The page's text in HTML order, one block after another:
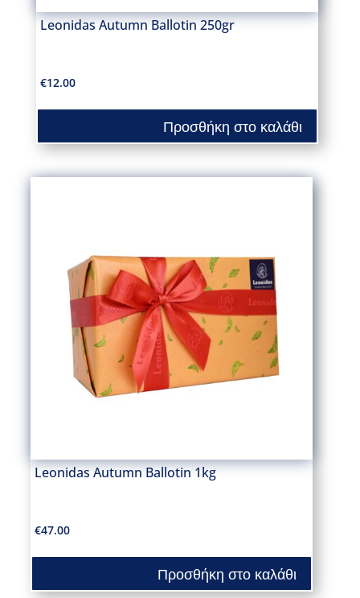
Leonidas Autumn Ballotin 250gr
€12.00
Προσθήκη στο καλάθι
Leonidas Autumn Ballotin 1kg
€47.00
Προσθήκη στο καλάθι